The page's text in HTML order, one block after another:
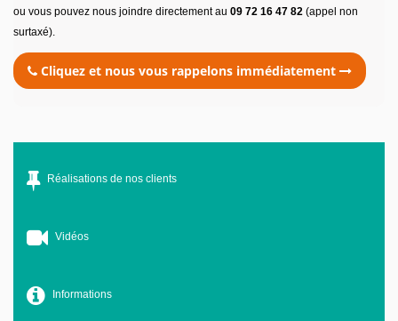
ou vous pouvez nous joindre directement au 09 72 16 47 82 (appel non
surtaxé).
Cliquez et nous vous rappelons immédiatement
Réalisations de nos clients
Vidéos
Informations